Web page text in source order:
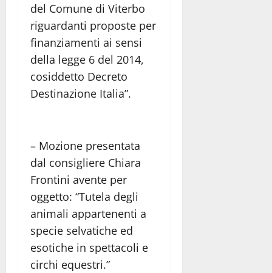
del Comune di Viterbo
riguardanti proposte per
finanziamenti ai sensi
della legge 6 del 2014,
cosiddetto Decreto
Destinazione Italia”.
– Mozione presentata
dal consigliere Chiara
Frontini avente per
oggetto: “Tutela degli
animali appartenenti a
specie selvatiche ed
esotiche in spettacoli e
circhi equestri.”